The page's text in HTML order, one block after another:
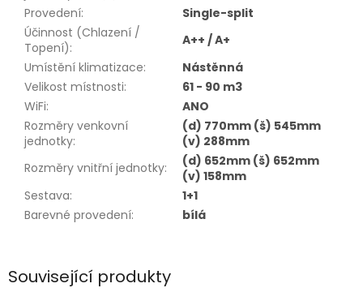
Související produkty
Provedení:
Single-split
Účinnost (Chlazení /
Topení):
A++ / A+
Umístění klimatizace:
Nástěnná
Velikost místnosti:
61 - 90 m3
WiFi:
ANO
Rozměry venkovní
jednotky:
(d) 770mm (š) 545mm
(v) 288mm
Rozměry vnitřní jednotky:
(d) 652mm (š) 652mm
(v) 158mm
Sestava:
1+1
Barevné provedení: bílá